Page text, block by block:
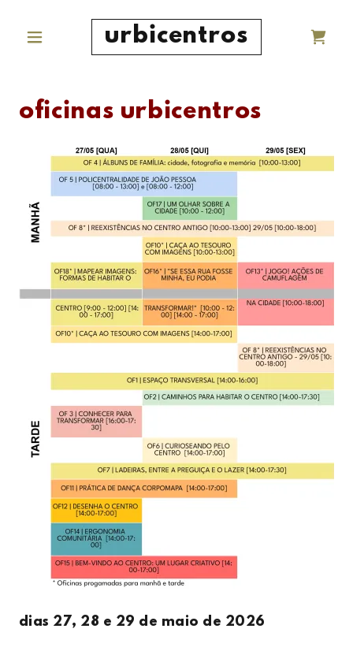
urbicentros
oficinas urbicentros
dias 27, 28 e 29 de maio de 2026